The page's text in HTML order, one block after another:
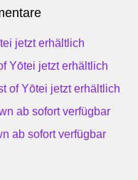
jetzt erhältlich
Yōtei jetzt erhältlich
of Yōtei jetzt erhältlich
ab sofort verfügbar
ab sofort verfügbar